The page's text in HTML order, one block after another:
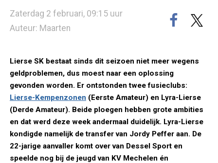
Zaterdag 2 februari, 09:15 uur
Auteur: Maarten
Lierse SK bestaat sinds dit seizoen niet meer wegens
geldproblemen, dus moest naar een oplossing
gevonden worden. Er ontstonden twee fusieclubs:
Lierse-Kempenzonen (Eerste Amateur) en Lyra-Lierse
(Derde Amateur). Beide ploegen hebben grote ambities
en dat werd deze week andermaal duidelijk. Lyra-Lierse
kondigde namelijk de transfer van Jordy Peffer aan. De
22-jarige aanvaller komt over van Dessel Sport en
speelde nog bij de jeugd van KV Mechelen én